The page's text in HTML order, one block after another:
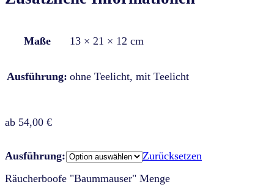
Maße 13 × 21 × 12 cm
Ausführung: ohne Teelicht, mit Teelicht
ab 54,00 €
Ausführung:
Zurücksetzen
Räucherboofe "Baummauser" Menge